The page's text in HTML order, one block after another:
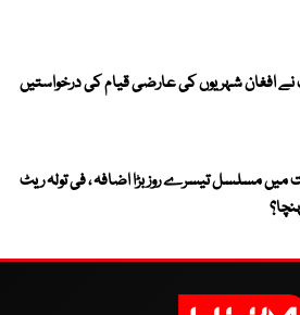
نے افغان شہریوں کی عارضی قیام کی درخواستیں
مسلسل تیسرے روز بڑا اضافہ ، فی تولہ ریٹ